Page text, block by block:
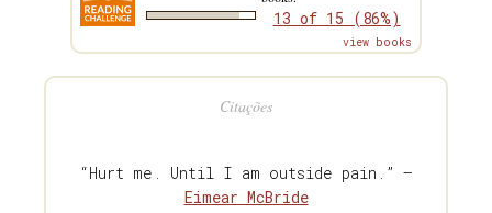
13 of 15 (86%)
view books
Citações
“Hurt me. Until I am outside pain.” —
Eimear McBride